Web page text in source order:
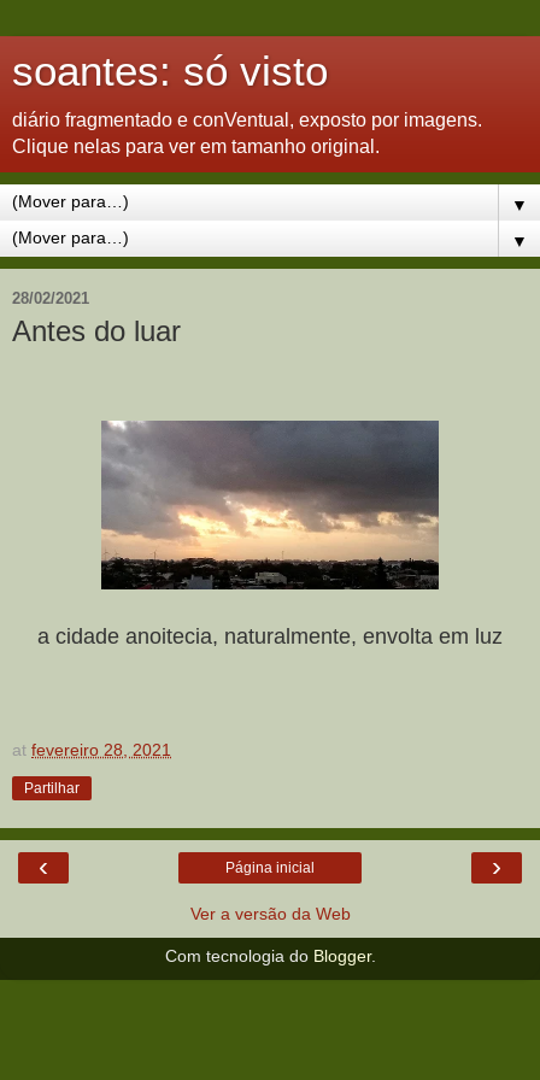
soantes: só visto
diário fragmentado e conVentual, exposto por imagens.
Clique nelas para ver em tamanho original.
▼
▼
28/02/2021
Antes do luar
a cidade anoitecia, naturalmente, envolta em luz
at fevereiro 28, 2021
Partilhar
‹ ›
Página inicial
Ver a versão da Web
Com tecnologia do Blogger.